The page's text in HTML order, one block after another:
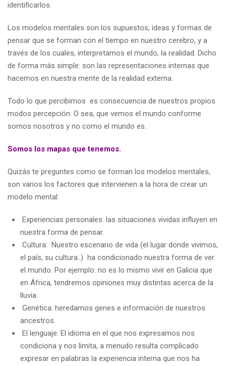
identificarlos.
Los modelos mentales son los supuestos, ideas y formas de
pensar que se forman con el tiempo en nuestro cerebro, y a
través de los cuales, interpretamos el mundo, la realidad. Dicho
de forma más simple: son las representaciones internas que
hacemos en nuestra mente de la realidad externa.
Todo lo que percibimos es consecuencia de nuestros propios
modos percepción. O sea, que vemos el mundo conforme
somos nosotros y no como el mundo es.
Somos los mapas que tenemos.
Quizás te preguntes como se forman los modelos mentales,
son varios los factores que intervienen a la hora de crear un
modelo mental:
Experiencias personales: las situaciones vividas influyen en
nuestra forma de pensar.
Cultura: Nuestro escenario de vida (el lugar donde vivimos,
el país, su cultura..) ha condicionado nuestra forma de ver
el mundo. Por ejemplo: no es lo mismo vivir en Galicia que
en África, tendremos opiniones muy distintas acerca de la
lluvia.
Genética: heredamos genes e información de nuestros
ancestros.
El lenguaje: El idioma en el que nos expresamos nos
condiciona y nos limita, a menudo resulta complicado
expresar en palabras la experiencia interna que nos ha